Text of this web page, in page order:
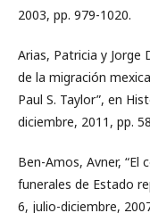
2003, pp. 979-1020.
Arias, Patricia y Jorge
de la migración
Paul S. Taylor”, en
diciembre, 2011, pp.
Ben-Amos, Avner, “El
funerales de Estado
6, julio-diciembre,